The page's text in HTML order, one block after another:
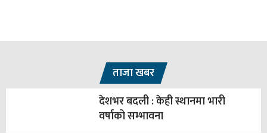
ताजा खबर
देशभर बदली : केही स्थानमा भारी
वर्षाको सम्भावना